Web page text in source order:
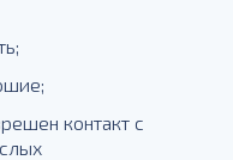
контакт с